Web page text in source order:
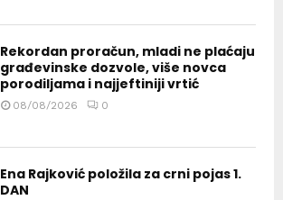
Rekordan proračun, mladi ne plaćaju
građevinske dozvole, više novca
porodiljama i najjeftiniji vrtić
08/08/2026 0
Ena Rajković položila za crni pojas 1.
DAN